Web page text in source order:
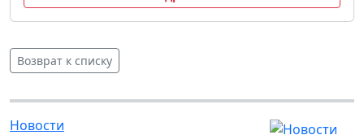
Возврат к списку
Новости